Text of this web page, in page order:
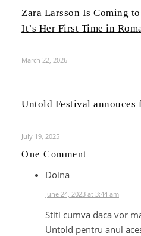
Zara Larsson Is Coming
It’s Her First Time in
March 22, 2026
Untold Festival
July 19, 2025
One Comment
Doina
June 24, 2023 at 3:44 am
Stiti cumva daca vor
Untold pentru anul